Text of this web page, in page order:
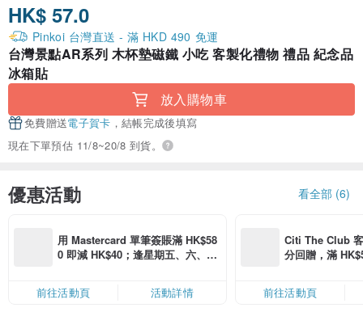
HK$ 57.0
Pinkoi 台灣直送 - 滿 HKD 490 免運
台灣景點AR系列 木杯墊磁鐵 小吃 客製化禮物 禮品 紀念品
冰箱貼
放入購物車
免費贈送電子賀卡 ，結帳完成後填寫
現在下單預估 11/8~20/8 到貨。
優惠活動 看全部 (6)
用 Mastercard 單筆簽賬滿 HK$58
0 即減 HK$40；逢星期五、六、日
卡」結帳）
前往活動頁 活動詳情
Citi The Club
分回贈，滿
前往活動頁